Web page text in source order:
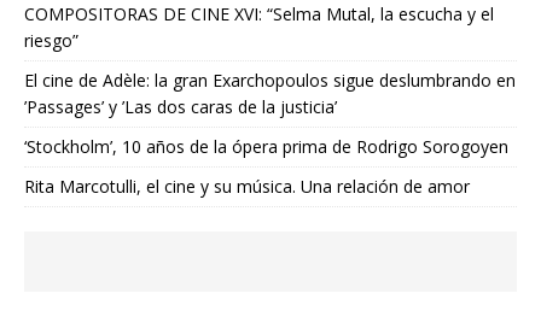
COMPOSITORAS DE CINE XVI: “Selma Mutal, la escucha y el
riesgo”
El cine de Adèle: la gran Exarchopoulos sigue deslumbrando en
’Passages’ y ’Las dos caras de la justicia’
‘Stockholm’, 10 años de la ópera prima de Rodrigo Sorogoyen
Rita Marcotulli, el cine y su música. Una relación de amor